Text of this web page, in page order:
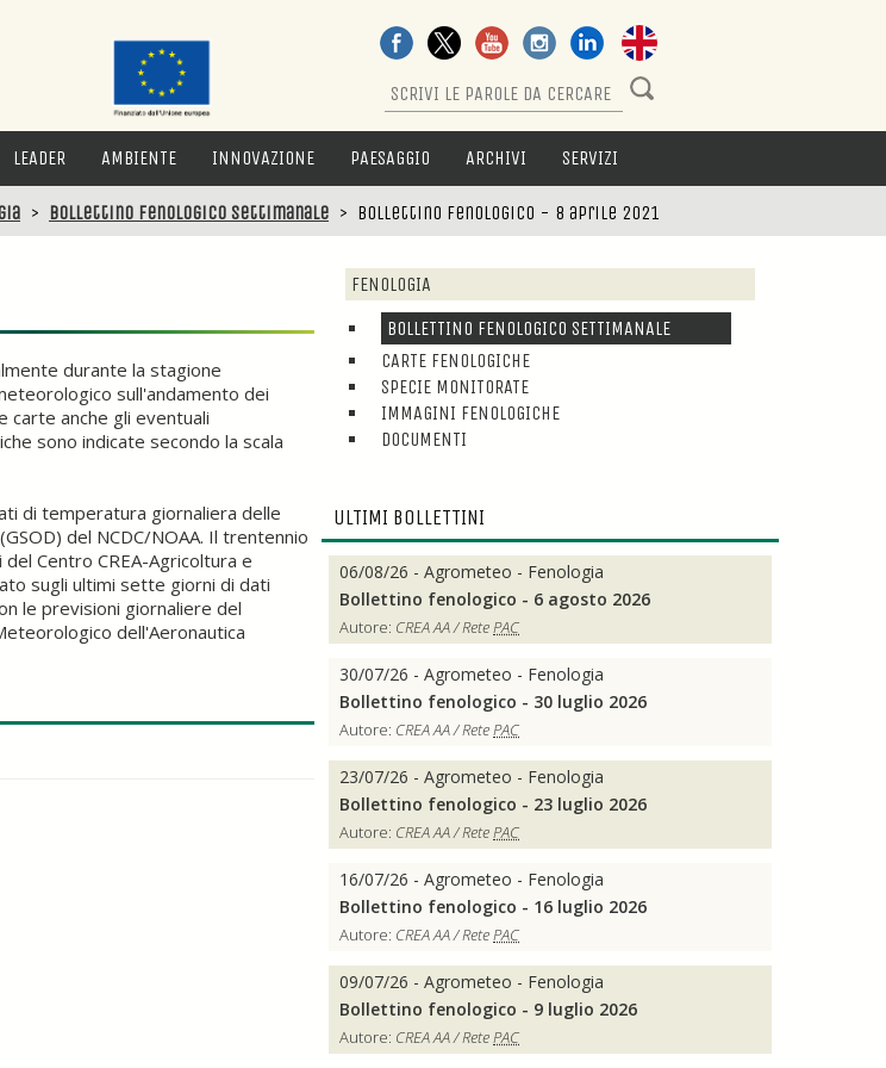
LEADER AMBIENTE INNOVAZIONE PAESAGGIO ARCHIVI SERVIZI
> Bollettino fenologico settimanale > Bollettino fenologico - 8 aprile 2021
durante la stagione
sull'andamento dei
carte anche gli eventuali
sono indicate secondo la scala
di temperatura giornaliera delle
del NCDC/NOAA. Il trentennio
Centro CREA-Agricoltura e
sugli ultimi sette giorni di dati
le previsioni giornaliere del
dell'Aeronautica
FENOLOGIA
BOLLETTINO FENOLOGICO SETTIMANALE
CARTE FENOLOGICHE
SPECIE MONITORATE
IMMAGINI FENOLOGICHE
DOCUMENTI
ULTIMI BOLLETTINI
06/08/26 - Agrometeo - Fenologia
Bollettino fenologico - 6 agosto 2026
Autore: CREA AA / RetePAC
30/07/26 - Agrometeo - Fenologia
Bollettino fenologico - 30 luglio 2026
Autore: CREA AA / RetePAC
23/07/26 - Agrometeo - Fenologia
Bollettino fenologico - 23 luglio 2026
Autore: CREA AA / RetePAC
16/07/26 - Agrometeo - Fenologia
Bollettino fenologico - 16 luglio 2026
Autore: CREA AA / RetePAC
09/07/26 - Agrometeo - Fenologia
Bollettino fenologico - 9 luglio 2026
Autore: CREA AA / RetePAC